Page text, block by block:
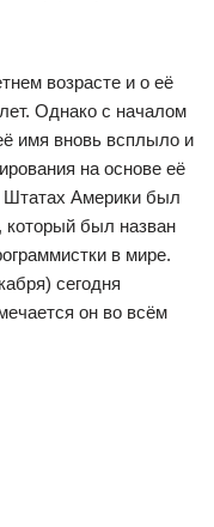
возрасте и о её
Однако с началом
имя вновь всплыло и
на основе её
Штатах Америки был
который был назван
в мире.
сегодня
он во всём